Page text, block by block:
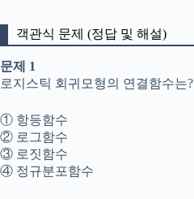
객관식 문제 (정답 및 해설)
문제 1
로지스틱 회귀모형의 연결함수는?
① 항등함수
② 로그함수
③ 로짓함수
④ 정규분포함수